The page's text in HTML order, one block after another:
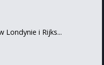
Londynie i Rijks...